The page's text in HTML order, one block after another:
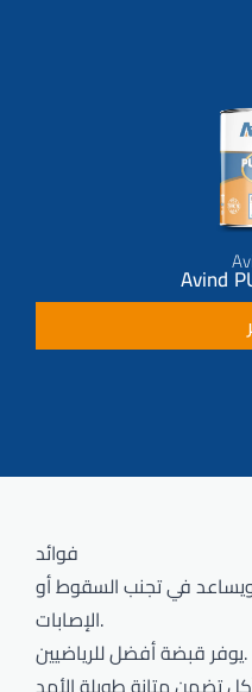
فوائد
ويساعد في تجنب السقوط أو
الإصابات.
يوفر قبضة أفضل للرياضيين.